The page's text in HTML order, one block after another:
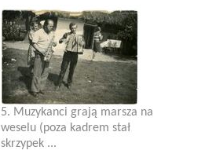
5. Muzykanci grają marsza na
weselu (poza kadrem stał
skrzypek ...